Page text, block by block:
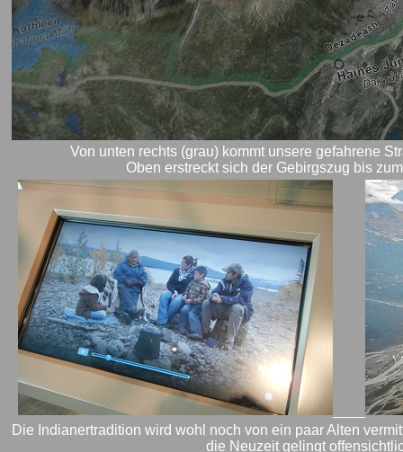
Von unten rechts (grau) kommt unsere gefahrene
Oben erstreckt sich der Gebirgszug bis
Die Indianertradition wird wohl noch von ein paar Alten
die Neuzeit gelingt